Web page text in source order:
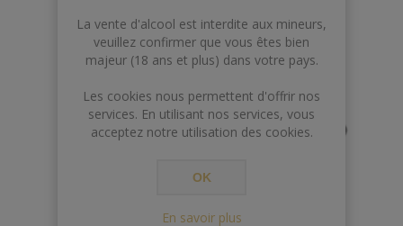
La vente d'alcool est interdite aux mineurs,
veuillez confirmer que vous êtes bien
majeur (18 ans et plus) dans votre pays.
Les cookies nous permettent d'offrir nos
services. En utilisant nos services, vous
acceptez notre utilisation des cookies.
OK
En savoir plus